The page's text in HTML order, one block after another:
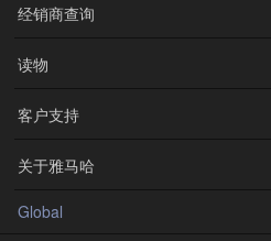
经销商查询
读物
客户支持
关于雅马哈
Global